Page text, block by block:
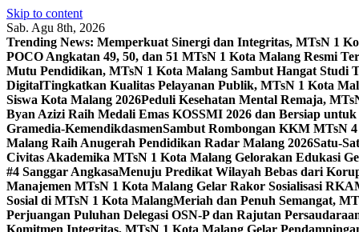
Skip to content
Sab. Agu 8th, 2026
Trending News: Memperkuat Sinergi dan Integritas, MTsN 1
POCO Angkatan 49, 50, dan 51 MTsN 1 Kota Malang Resmi
Mutu Pendidikan, MTsN 1 Kota Malang Sambut Hangat Studi
DigitalTingkatkan Kualitas Pelayanan Publik, MTsN 1 Kota
Siswa Kota Malang 2026Peduli Kesehatan Mental Remaja,
Byan Azizi Raih Medali Emas KOSSMI 2026 dan Bersiap
Gramedia-KemendikdasmenSambut Rombongan KKM MTsN
Malang Raih Anugerah Pendidikan Radar Malang 2026Satu-
Civitas Akademika MTsN 1 Kota Malang Gelorakan Edukasi
#4 Sanggar AngkasaMenuju Predikat Wilayah Bebas dari
Manajemen MTsN 1 Kota Malang Gelar Rakor Sosialisasi
Sosial di MTsN 1 Kota MalangMeriah dan Penuh Semangat,
Perjuangan Puluhan Delegasi OSN-P dan Rajutan
Komitmen Integritas, MTsN 1 Kota Malang Gelar